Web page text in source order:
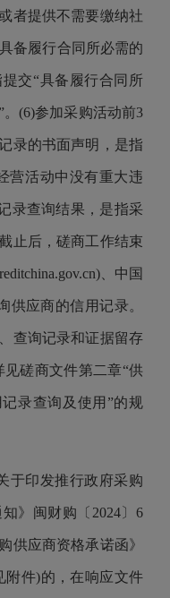
者提供不需要缴纳社
备履行合同所必需的
交“具备履行合同所
(6)参加采购活动前3
录的书面声明，是指
营活动中没有重大违
录查询结果，是指采
止后，磋商工作结束
、中国
供应商的信用记录。
查询记录和证据留存
磋商文件第二章“供
录查询及使用”的规
印发推行政府采购
》闽财购〔2024〕6
供应商资格承诺函》
附件)的，在响应文件